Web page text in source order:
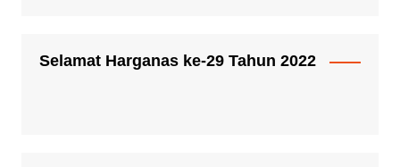
Selamat Harganas ke-29 Tahun 2022